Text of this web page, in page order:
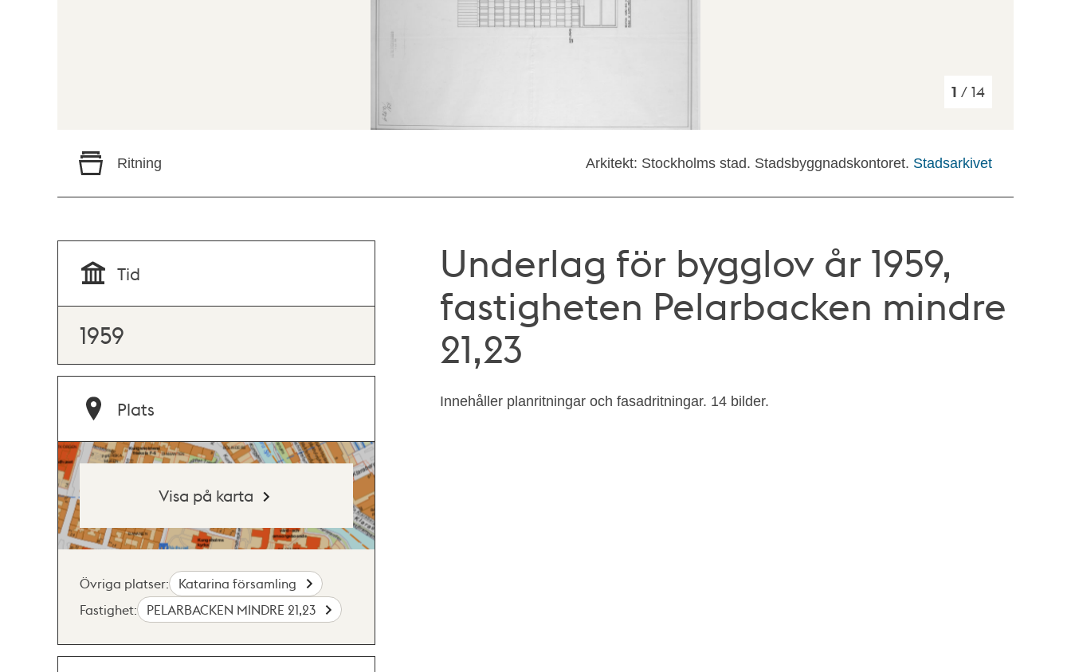
1 / 14
Ritning Arkitekt: Stockholms stad. Stadsbyggnadskontoret. Stadsarkivet
Underlag för bygglov år 1959,
fastigheten Pelarbacken mindre
21,23
Innehåller planritningar och fasadritningar. 14 bilder.
Tid
1959
Plats
Visa på karta
Övriga platser:
Katarina församling
Fastighet:
PELARBACKEN MINDRE 21,23